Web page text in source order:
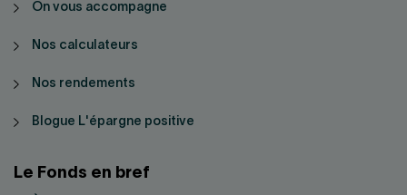
On vous accompagne
Nos calculateurs
Nos rendements
Blogue L'épargne positive
Le Fonds en bref